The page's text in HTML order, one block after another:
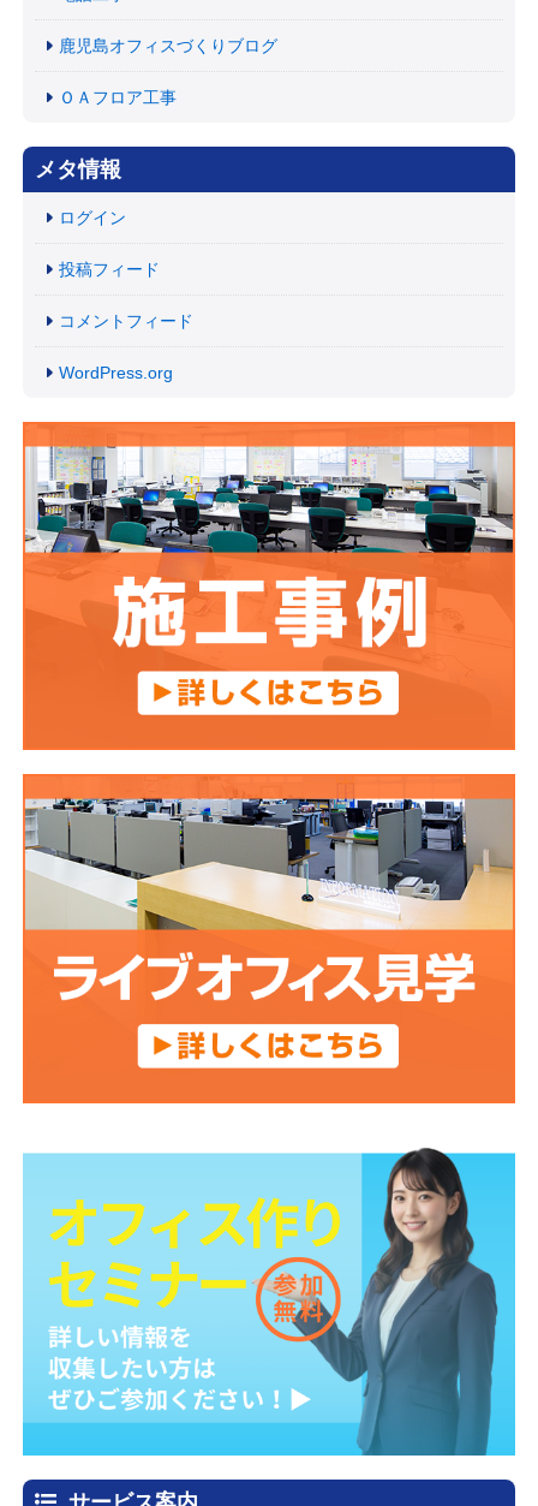
鹿児島オフィスづくりブログ
ＯＡフロア工事
メタ情報
ログイン
投稿フィード
コメントフィード
WordPress.org